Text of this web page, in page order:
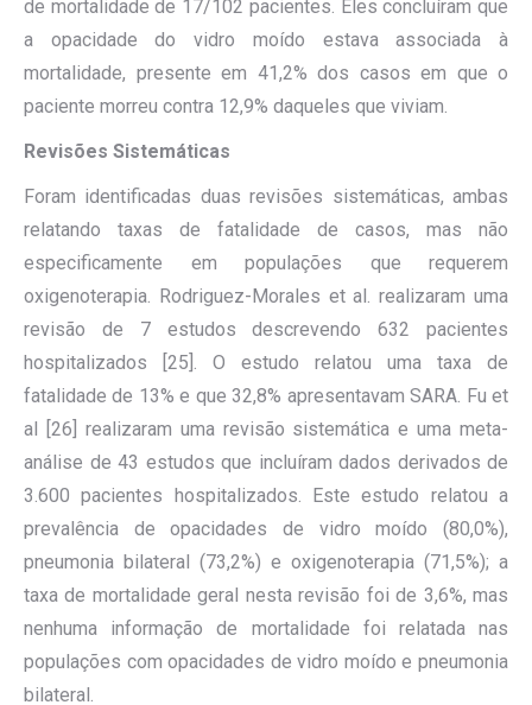
de mortalidade de 17/102 pacientes. Eles concluíram que
a opacidade do vidro moído estava associada à
mortalidade, presente em 41,2% dos casos em que o
paciente morreu contra 12,9% daqueles que viviam.
Revisões Sistemáticas
Foram identificadas duas revisões sistemáticas, ambas
relatando taxas de fatalidade de casos, mas não
especificamente em populações que requerem
oxigenoterapia. Rodriguez-Morales et al. realizaram uma
revisão de 7 estudos descrevendo 632 pacientes
hospitalizados [25]. O estudo relatou uma taxa de
fatalidade de 13% e que 32,8% apresentavam SARA. Fu et
al [26] realizaram uma revisão sistemática e uma meta-
análise de 43 estudos que incluíram dados derivados de
3.600 pacientes hospitalizados. Este estudo relatou a
prevalência de opacidades de vidro moído (80,0%),
pneumonia bilateral (73,2%) e oxigenoterapia (71,5%); a
taxa de mortalidade geral nesta revisão foi de 3,6%, mas
nenhuma informação de mortalidade foi relatada nas
populações com opacidades de vidro moído e pneumonia
bilateral.